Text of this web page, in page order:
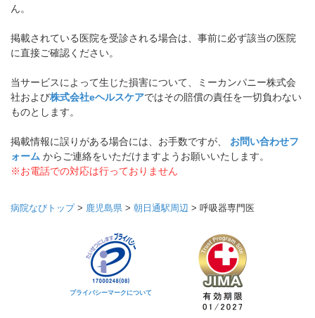
ん。
掲載されている医院を受診される場合は、事前に必ず該当の医院
に直接ご確認ください。
当サービスによって生じた損害について、ミーカンパニー株式会
社および株式会社eヘルスケアではその賠償の責任を一切負わない
ものとします。
掲載情報に誤りがある場合には、お手数ですが、 お問い合わせフ
ォーム からご連絡をいただけますようお願いいたします。
※お電話での対応は行っておりません
病院なびトップ> 鹿児島県 > 朝日通駅周辺 > 呼吸器専門医
プライバシーマークについて